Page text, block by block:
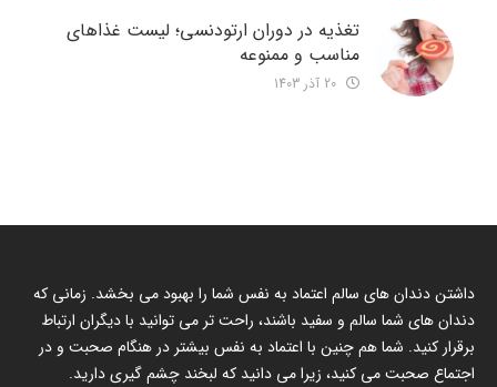
تغذیه در دوران ارتودنسی؛ لیست غذاهای
مناسب و ممنوعه
داشتن دندان های سالم اعتماد به نفس شما را بهبود می بخشد. زمانی که
دندان های شما سالم و سفید باشند، راحت تر می توانید با دیگران ارتباط
برقرار کنید. شما هم چنین با اعتماد به نفس بیشتر در هنگام صحبت و در
اجتماع صحبت می کنید، زیرا می دانید که لبخند چشم گیری دارید.